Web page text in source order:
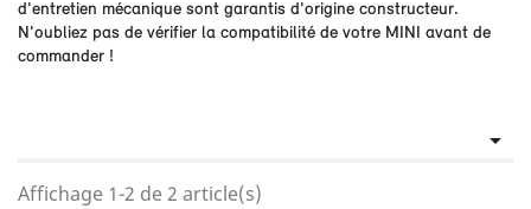
d'entretien mécanique sont garantis d'origine constructeur.
N'oubliez pas de vérifier la compatibilité de votre MINI avant de
commander !

Affichage 1-2 de 2 article(s)